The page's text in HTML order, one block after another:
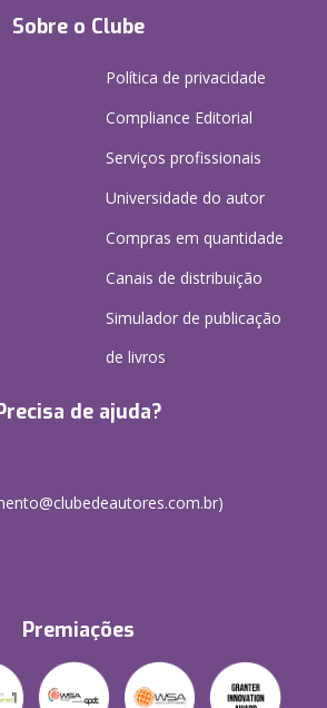
Sobre o Clube
Política de privacidade
Compliance Editorial
Serviços profissionais
Universidade do autor
Compras em quantidade
Canais de distribuição
Simulador de publicação
de livros
de ajuda?
Premiações